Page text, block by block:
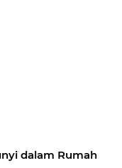
dalam Rumah